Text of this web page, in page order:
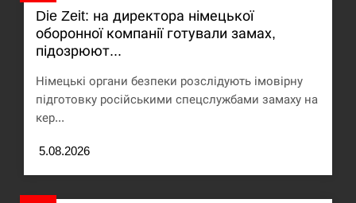
11:53
Под огнем “Эпицентр”, ROZETKA и “Новая
почта”: что известно об…
СЕРПЕНЬ
11:40
У зоопарку Токіо через спеку загинули три
Die Zeit: на директора німецької
оборонної компанії готували замах,
підозрюют...
Німецькі органи безпеки розслідують імовірну
підготовку російськими спецслужбами замаху на
кер...
5.08.2026